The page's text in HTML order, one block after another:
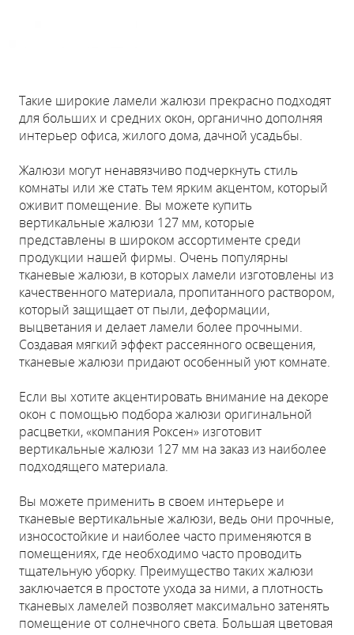
Такие широкие ламели жалюзи прекрасно подходят
для больших и средних окон, органично дополняя
интерьер офиса, жилого дома, дачной усадьбы.
Жалюзи могут ненавязчиво подчеркнуть стиль
комнаты или же стать тем ярким акцентом, который
оживит помещение. Вы можете купить
вертикальные жалюзи 127 мм, которые
представлены в широком ассортименте среди
продукции нашей фирмы. Очень популярны
тканевые жалюзи, в которых ламели изготовлены из
качественного материала, пропитанного раствором,
который защищает от пыли, деформации,
выцветания и делает ламели более прочными.
Создавая мягкий эффект рассеянного освещения,
тканевые жалюзи придают особенный уют комнате.
Если вы хотите акцентировать внимание на декоре
окон с помощью подбора жалюзи оригинальной
расцветки, «компания Роксен» изготовит
вертикальные жалюзи 127 мм на заказ из наиболее
подходящего материала.
Вы можете применить в своем интерьере и
тканевые вертикальные жалюзи, ведь они прочные,
износостойкие и наиболее часто применяются в
помещениях, где необходимо часто проводить
тщательную уборку. Преимущество таких жалюзи
заключается в простоте ухода за ними, а плотность
тканевых ламелей позволяет максимально затенять
помещение от солнечного света. Большая цветовая